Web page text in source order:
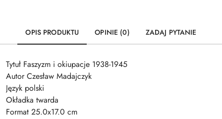
OPIS PRODUKTU OPINIE (0) ZADAJ PYTANIE
Tytuł Faszyzm i okiupacje 1938-1945
Autor Czesław Madajczyk
Język polski
Okładka twarda
Format 25.0x17.0 cm